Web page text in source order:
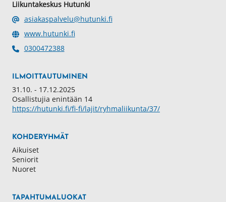
Liikuntakeskus Hutunki
asiakaspalvelu@hutunki.fi
www.hutunki.fi
0300472388
ILMOITTAUTUMINEN
31.10. - 17.12.2025
Osallistujia enintään 14
https://hutunki.fi/fi-fi/lajit/ryhmaliikunta/37/
KOHDERYHMÄT
Aikuiset
Seniorit
Nuoret
TAPAHTUMALUOKAT